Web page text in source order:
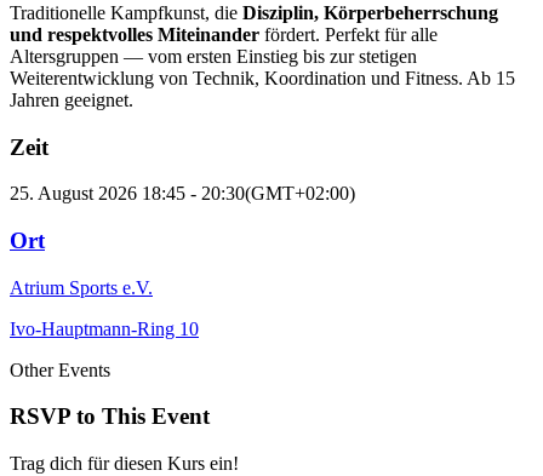
Traditionelle Kampfkunst, die Disziplin, Körperbeherrschung
und respektvolles Miteinander fördert. Perfekt für alle
Altersgruppen — vom ersten Einstieg bis zur stetigen
Weiterentwicklung von Technik, Koordination und Fitness. Ab 15
Jahren geeignet.
Zeit
25. August 2026 18:45 - 20:30(GMT+02:00)
Ort
Atrium Sports e.V.
Ivo-Hauptmann-Ring 10
Other Events
RSVP to This Event
Trag dich für diesen Kurs ein!